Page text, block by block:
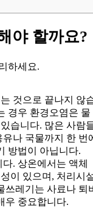
야 할까요?
것으로 끝나지 않
경우 환경오염은 물
습니다. 많은 사람
나 국물까지 한 번
방법이 아닙니다.
. 상온에서는 액체
이 있으며, 처리시
쓰레기는 사료나 퇴
우 중요합니다.